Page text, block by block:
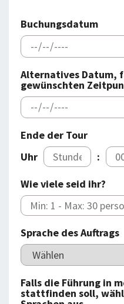
VORTRAG
ÜBER UNS
Buchungsdatum
Alternatives Datum,
gewünschten
Ende der Tour
Uhr
:
Wie viele seid ihr?
Sprache des Auftrags
Falls die Führung in
stattfinden soll,